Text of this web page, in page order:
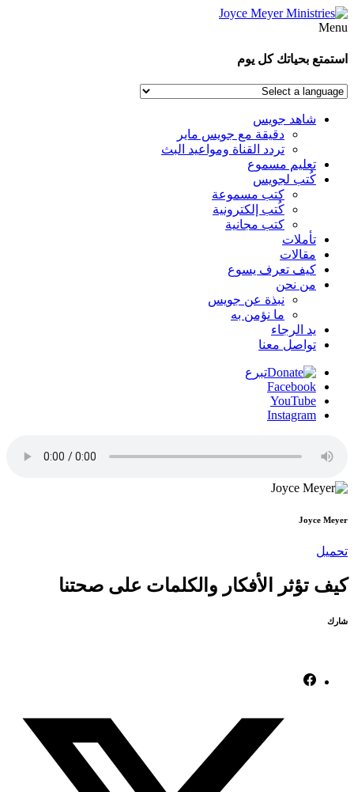
Menu
استمتع بحياتك كل يوم
شاهد جويس
دقيقة مع جويس ماير
تردد القناة ومواعيد البث
تعليم مسموع
كُتب لجويس
كتب مسموعة
كُتب إلكترونية
كتب مجانية
تأملات
مقالات
كيف تعرف يسوع
من نحن
نبذة عن جويس
ما نؤمن به
يد الرجاء
تواصل معنا
تبرع
Facebook
YouTube
Instagram
Joyce Meyer
تحميل
كيف تؤثر الأفكار والكلمات على صحتنا
شارك